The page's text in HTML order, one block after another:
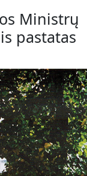
Ministrų
pastatas